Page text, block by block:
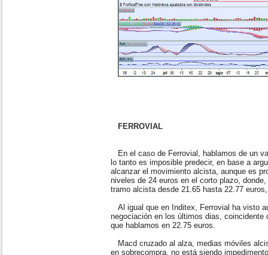
FERROVIAL
En el caso de Ferrovial, hablamos de un
lo tanto es imposible predecir, en base a
alcanzar el movimiento alcista, aunque es
niveles de 24 euros en el corto plazo,
tramo alcista desde 21.65 hasta 22.77
Al igual que en Inditex, Ferrovial ha visto
negociación en los últimos dias, coincidente
que hablamos en 22.75 euros.
Macd cruzado al alza, medias móviles
en sobrecompra, no está siendo